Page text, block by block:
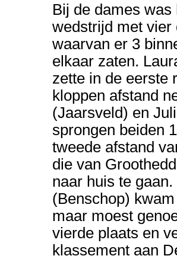
Bij de dames was
wedstrijd met vier
waarvan er 3
elkaar zaten.
zette in de eerste
kloppen afstand
(Jaarsveld) en
sprongen beiden
tweede afstand
die van
naar huis te
(Benschop)
maar moest
vierde plaats en
klassement aan